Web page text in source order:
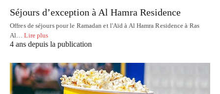
Séjours d’exception à Al Hamra Residence
Offres de séjours pour le Ramadan et l'Aïd à Al Hamra Residence à Ras
Al…Lire plus
4 ans depuis la publication